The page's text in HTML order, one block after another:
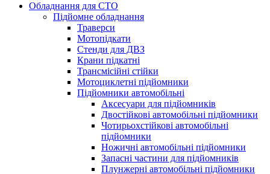
Обладнання для СТО
Підйомне обладнання
Траверси
Мотопідкати
Стенди для ДВЗ
Крани підкатні
Трансмісійні стійки
Мотоциклетні підйомники
Підйомники автомобільні
Аксесуари для підйомників
Двостійкові автомобільні підйомники
Чотирьохстійкові автомобільні
підйомники
Ножичні автомобільні підйомники
Запасні частини для підйомників
Плунжерні автомобільні підйомники